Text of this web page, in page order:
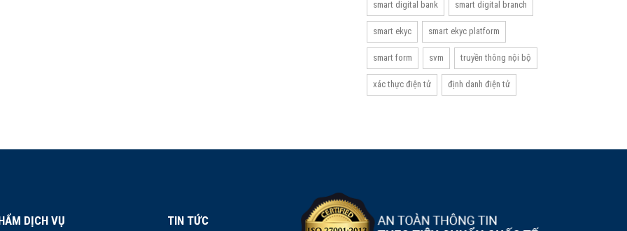
smart digital bank smart digital branch
smart ekyc smart ekyc platform
smart form svm truyền thông nội bộ
xác thực điện tử định danh điện tử
DỊCH VỤ TIN TỨC